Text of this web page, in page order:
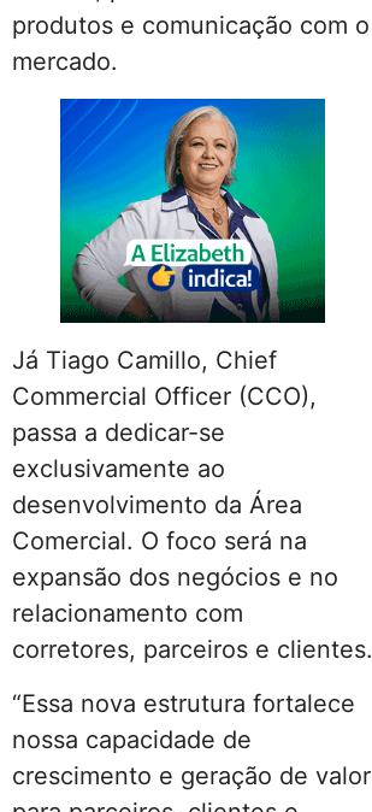
produtos e comunicação com o
mercado.
Já Tiago Camillo, Chief
Commercial Officer (CCO),
passa a dedicar-se
exclusivamente ao
desenvolvimento da Área
Comercial. O foco será na
expansão dos negócios e no
relacionamento com
corretores, parceiros e clientes.
“Essa nova estrutura fortalece
nossa capacidade de
crescimento e geração de valor